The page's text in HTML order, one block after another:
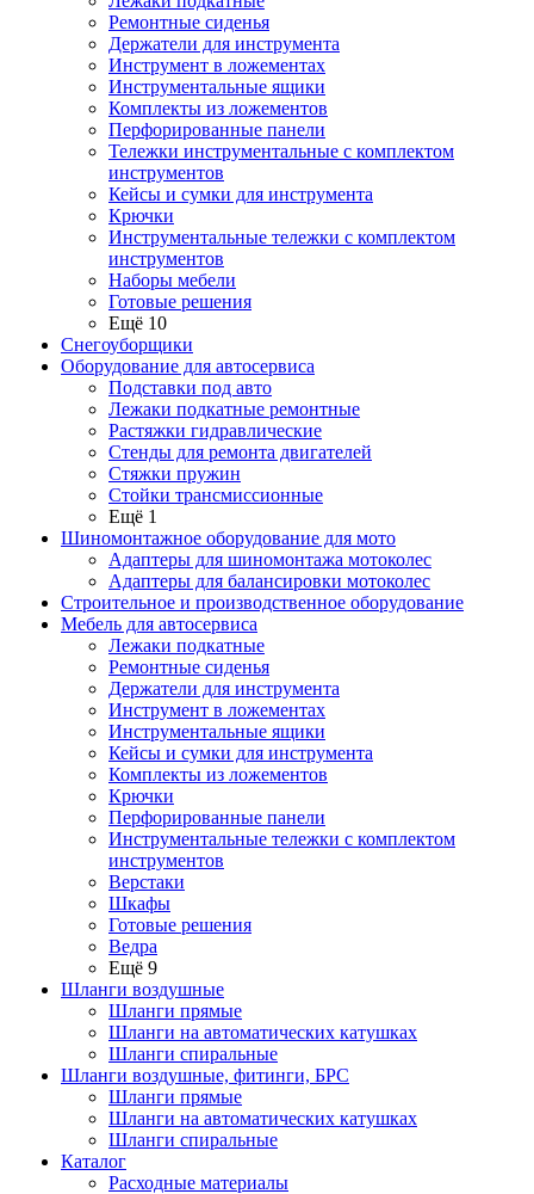
Ремонтные сиденья
Держатели для инструмента
Инструмент в ложементах
Инструментальные ящики
Комплекты из ложементов
Перфорированные панели
Тележки инструментальные с комплектом
инструментов
Кейсы и сумки для инструмента
Крючки
Инструментальные тележки с комплектом
инструментов
Наборы мебели
Готовые решения
Ещё 10
Снегоуборщики
Оборудование для автосервиса
Подставки под авто
Лежаки подкатные ремонтные
Растяжки гидравлические
Стенды для ремонта двигателей
Стяжки пружин
Стойки трансмиссионные
Ещё 1
Шиномонтажное оборудование для мото
Адаптеры для шиномонтажа мотоколес
Адаптеры для балансировки мотоколес
Строительное и производственное оборудование
Мебель для автосервиса
Лежаки подкатные
Ремонтные сиденья
Держатели для инструмента
Инструмент в ложементах
Инструментальные ящики
Кейсы и сумки для инструмента
Комплекты из ложементов
Крючки
Перфорированные панели
Инструментальные тележки с комплектом
инструментов
Верстаки
Шкафы
Готовые решения
Ведра
Ещё 9
Шланги воздушные
Шланги прямые
Шланги на автоматических катушках
Шланги спиральные
Шланги воздушные, фитинги, БРС
Шланги прямые
Шланги на автоматических катушках
Шланги спиральные
Каталог
Расходные материалы